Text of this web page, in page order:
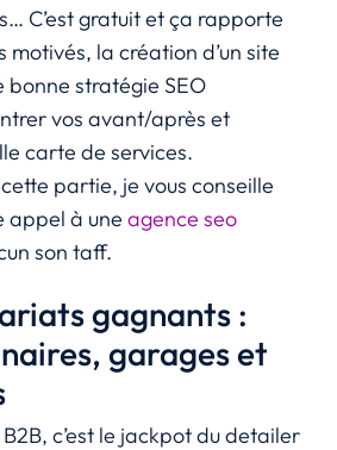
C’est gratuit et ça rapporte
motivés, la création d’un site
bonne stratégie SEO
vos avant/après et
carte de services.
partie, je vous conseille
appel à une agence seo
son taff.
gagnants :
garages et
c’est le jackpot du detailer